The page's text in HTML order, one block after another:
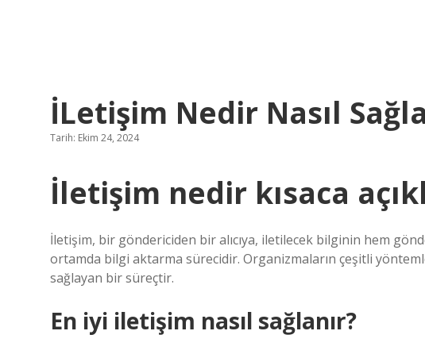
İLetişim Nedir Nasıl
Tarih: Ekim 24, 2024
İletişim nedir kısaca
İletişim, bir göndericiden bir alıcıya, iletilecek bilginin hem
ortamda bilgi aktarma sürecidir. Organizmaların çeşitli
sağlayan bir süreçtir.
En iyi iletişim nasıl sağlanır?